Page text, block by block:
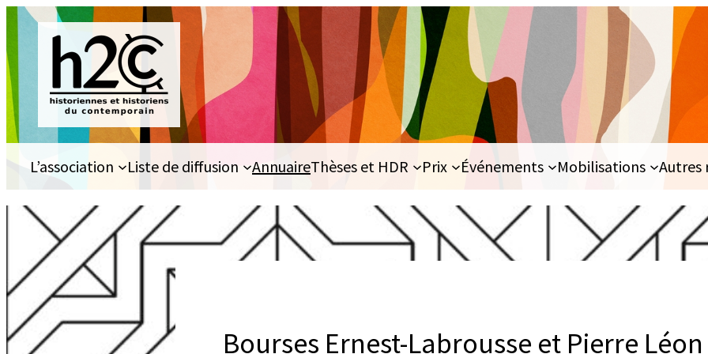
Aller
au
contenu
L’association Liste de diffusion AnnuaireThèses et HDR Prix Événements Mobilisations Autres
Bourses Ernest-Labrousse et Pierre